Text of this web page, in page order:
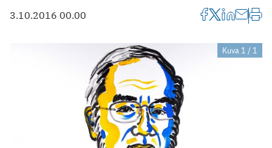
3.10.2016 00.00
Kuva 1 / 1